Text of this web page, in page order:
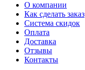
О компании
Как сделать заказ
Система скидок
Оплата
Доставка
Отзывы
Контакты